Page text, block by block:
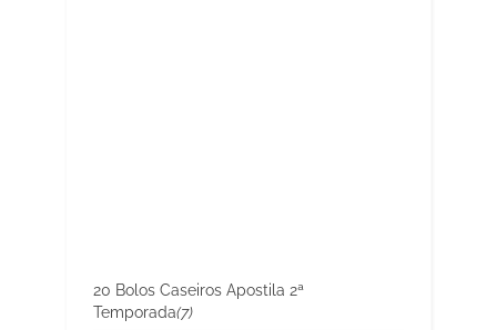
20 Bolos Caseiros Apostila 2ª
Temporada(7)